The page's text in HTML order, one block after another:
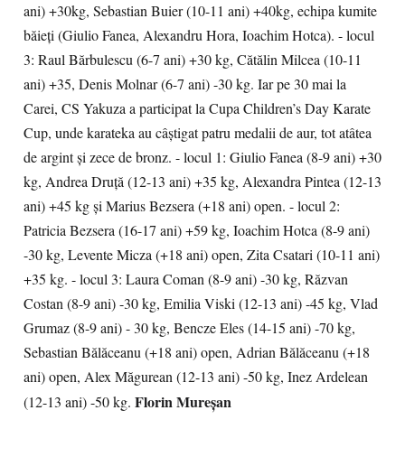
ani) +30kg, Sebastian Buier (10-11 ani) +40kg, echipa kumite
băieţi (Giulio Fanea, Alexandru Hora, Ioachim Hotca). - locul
3: Raul Bărbulescu (6-7 ani) +30 kg, Cătălin Milcea (10-11
ani) +35, Denis Molnar (6-7 ani) -30 kg. Iar pe 30 mai la
Carei, CS Yakuza a participat la Cupa Children’s Day Karate
Cup, unde karateka au câştigat patru medalii de aur, tot atâtea
de argint şi zece de bronz. - locul 1: Giulio Fanea (8-9 ani) +30
kg, Andrea Druţă (12-13 ani) +35 kg, Alexandra Pintea (12-13
ani) +45 kg şi Marius Bezsera (+18 ani) open. - locul 2:
Patricia Bezsera (16-17 ani) +59 kg, Ioachim Hotca (8-9 ani)
-30 kg, Levente Micza (+18 ani) open, Zita Csatari (10-11 ani)
+35 kg. - locul 3: Laura Coman (8-9 ani) -30 kg, Răzvan
Costan (8-9 ani) -30 kg, Emilia Viski (12-13 ani) -45 kg, Vlad
Grumaz (8-9 ani) - 30 kg, Bencze Eles (14-15 ani) -70 kg,
Sebastian Bălăceanu (+18 ani) open, Adrian Bălăceanu (+18
ani) open, Alex Măgurean (12-13 ani) -50 kg, Inez Ardelean
(12-13 ani) -50 kg. Florin Mureşan